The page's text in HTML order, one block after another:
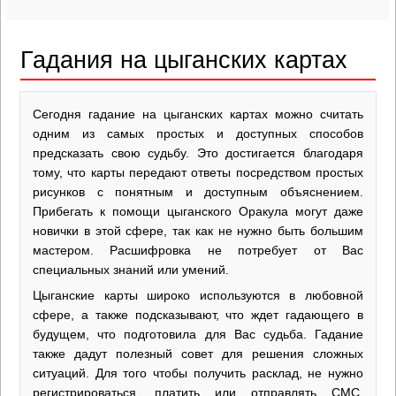
Гадания на цыганских картах
Сегодня гадание на цыганских картах можно считать
одним из самых простых и доступных способов
предсказать свою судьбу. Это достигается благодаря
тому, что карты передают ответы посредством простых
рисунков с понятным и доступным объяснением.
Прибегать к помощи цыганского Оракула могут даже
новички в этой сфере, так как не нужно быть большим
мастером. Расшифровка не потребует от Вас
специальных знаний или умений.
Цыганские карты широко используются в любовной
сфере, а также подсказывают, что ждет гадающего в
будущем, что подготовила для Вас судьба. Гадание
также дадут полезный совет для решения сложных
ситуаций. Для того чтобы получить расклад, не нужно
регистрироваться, платить или отправлять СМС.